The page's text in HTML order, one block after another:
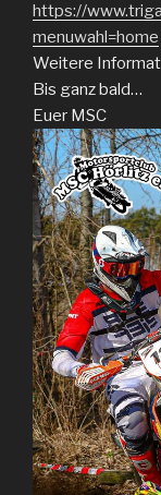
https://
menuwahl=home
Weitere
Bis ganz bald…
Euer MSC